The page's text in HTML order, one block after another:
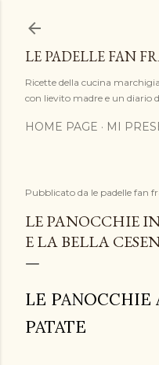
LE PADELLE FAN
Ricette della cucina
con lievito madre e un diario
HOME PAGE MI
Pubblicato da le padelle fan
LE PANOCCHIE
E LA BELLA
LE PANOCCHIE
PATATE